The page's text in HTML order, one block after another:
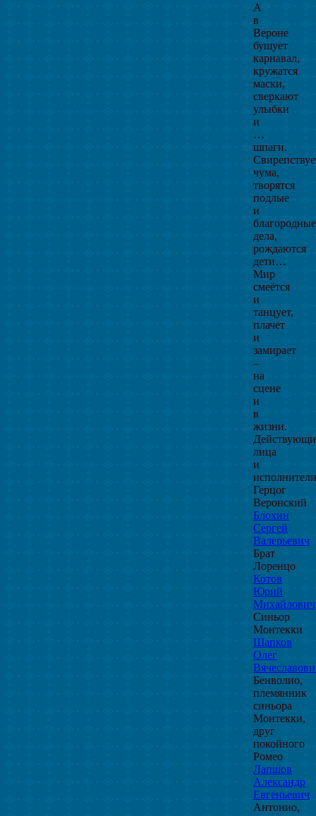
А
в
Вероне
бушует
карнавал,
кружатся
маски,
сверкают
улыбки
и
…
шпаги.
чума,
творятся
подлые
и
благородные
дела,
рождаются
дети…
Мир
смеётся
и
танцует,
плачет
и
замирает
–
на
сцене
и
в
жизни.
лица
и
Герцог
Веронский
Блохин
Сергей
Валерьевич
Брат
Лоренцо
Котов
Юрий
Михайлович
Синьор
Монтекки
Шапков
Олег
Бенволио,
племянник
синьора
Монтекки,
друг
покойного
Ромео
Лапшов
Александр
Евгеньевич
Антонио,